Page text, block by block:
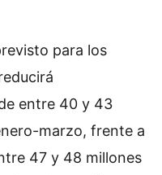
para los
entre 40 y 43
marzo, frente a
47 y 48 millones